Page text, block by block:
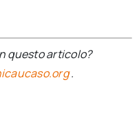
questo articolo?
.